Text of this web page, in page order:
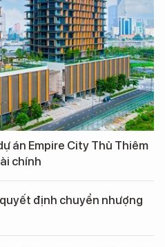
án Empire City Thủ Thiêm
chính
định chuyển nhượng